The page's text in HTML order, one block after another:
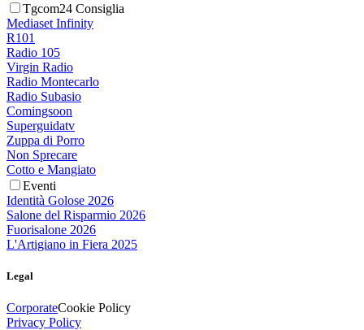
Tgcom24 Consiglia
Mediaset Infinity
R101
Radio 105
Virgin Radio
Radio Montecarlo
Radio Subasio
Comingsoon
Superguidatv
Zuppa di Porro
Non Sprecare
Cotto e Mangiato
Eventi
Identità Golose 2026
Salone del Risparmio 2026
Fuorisalone 2026
L'Artigiano in Fiera 2025
Legal
CorporateCookie Policy
Privacy Policy